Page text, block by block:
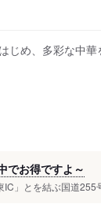
じめ、多彩な中
でお得ですよ～
」とを結ぶ国道255